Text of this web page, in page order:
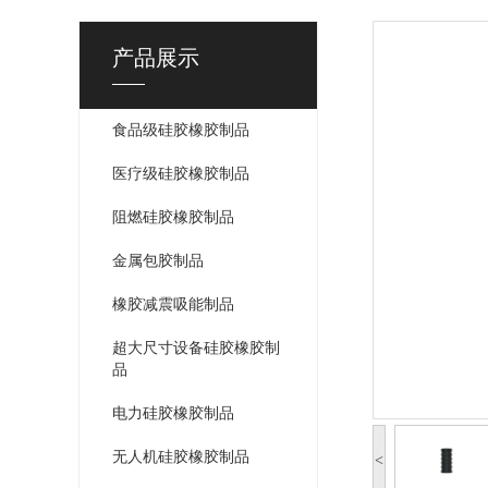
产品展示
食品级硅胶橡胶制品
医疗级硅胶橡胶制品
阻燃硅胶橡胶制品
金属包胶制品
橡胶减震吸能制品
超大尺寸设备硅胶橡胶制
品
电力硅胶橡胶制品
无人机硅胶橡胶制品 <